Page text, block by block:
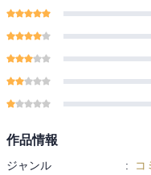
作品情報
ジャンル : コ